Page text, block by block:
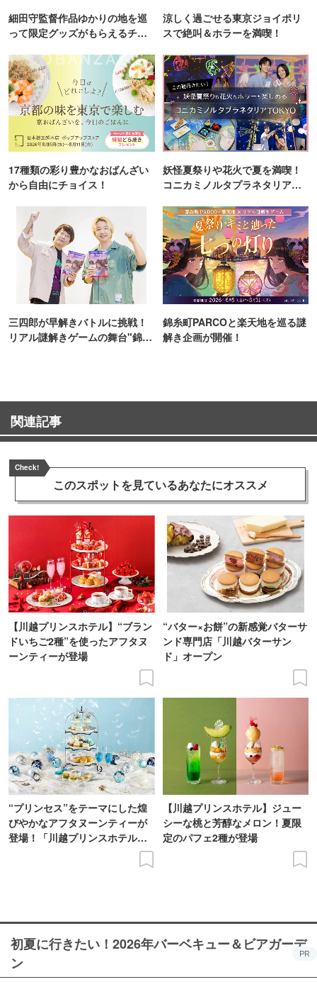
細田守監督作品ゆかりの地を巡
って限定グッズがもらえるチャ
涼しく過ごせる東京ジョイポリ
スで絶叫＆ホラーを満喫！
17種類の彩り豊かなおばんざい
から自由にチョイス！
妖怪夏祭りや花火で夏を満喫！
コニカミノルタプラネタリア
三四郎が早解きバトルに挑戦！
リアル謎解きゲームの舞台"錦糸
錦糸町PARCOと楽天地を巡る謎
解き企画が開催！
関連記事
Check!
このスポットを見ているあなたにオススメ
【川越プリンスホテル】“ブラン
ドいちご2種”を使ったアフタヌ
ーンティーが登場
“バター×お餅”の新感覚バターサ
ンド専門店「川越バターサン
ド」オープン
“プリンセス”をテーマにした煌
びやかなアフタヌーンティーが
登場！「川越プリンスホテル」
【川越プリンスホテル】ジュー
シーな桃と芳醇なメロン！夏限
定のパフェ2種が登場
初夏に行きたい！2026年バーベキュー＆ビアガーデ
ン
PR